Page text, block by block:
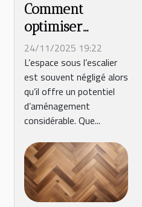
Comment
optimiser
l'espace sous
votre escalier ?
24/11/2025 19:22
L’espace sous l’escalier
est souvent négligé alors
qu’il offre un potentiel
d’aménagement
considérable. Que...